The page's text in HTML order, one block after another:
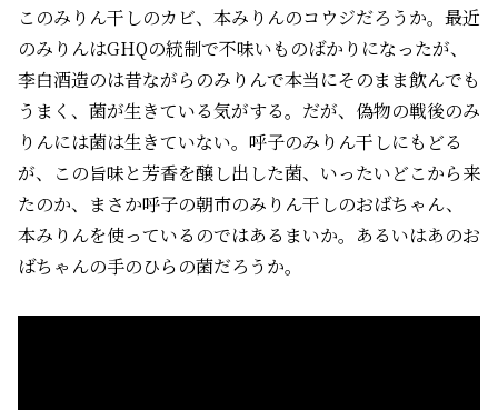
このみりん干しのカビ、本みりんのコウジだろうか。最近
のみりんはGHQの統制で不味いものばかりになったが、
李白酒造のは昔ながらのみりんで本当にそのまま飲んでも
うまく、菌が生きている気がする。だが、偽物の戦後のみ
りんには菌は生きていない。呼子のみりん干しにもどる
が、この旨味と芳香を醸し出した菌、いったいどこから来
たのか、まさか呼子の朝市のみりん干しのおばちゃん、
本みりんを使っているのではあるまいか。あるいはあのお
ばちゃんの手のひらの菌だろうか。